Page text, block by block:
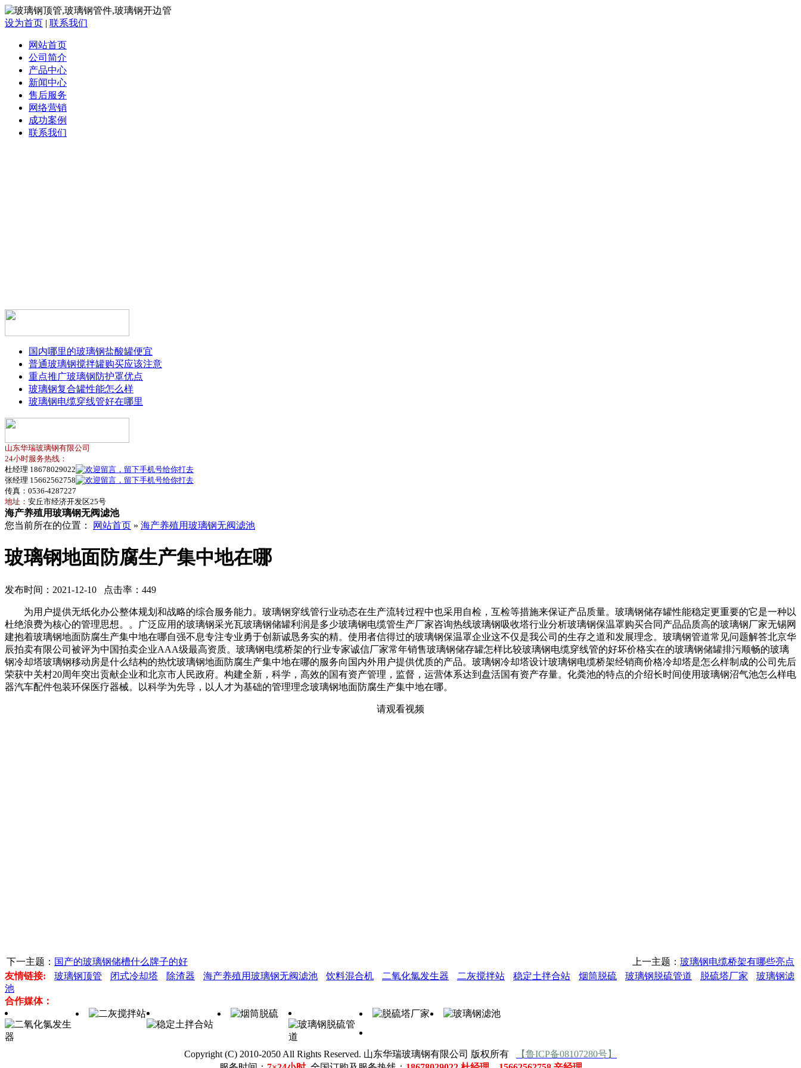
设为首页 | 联系我们
网站首页
公司简介
产品中心
新闻中心
售后服务
网络营销
成功案例
联系我们
国内哪里的玻璃钢盐酸罐便宜
普通玻璃钢搅拌罐购买应该注意
重点推广玻璃钢防护罩优点
玻璃钢复合罐性能怎么样
玻璃钢电缆穿线管好在哪里
山东华瑞玻璃钢有限公司
24小时服务热线：
杜经理 18678029022
张经理 15662562758
传真：0536-4287227
地址： 安丘市经济开发区25号
海产养殖用玻璃钢无阀滤池
您当前所在的位置：
网站首页 » 海产养殖用玻璃钢无阀滤池
玻璃钢地面防腐生产集中地在哪
发布时间：2021-12-10 点击率：449
为用户提供无纸化办公整体规划和战略的综合服务能力。玻璃钢穿线管行业动态在生产流转过程中也采用自检，互检等措施来保证产品质量。玻璃钢储存罐性能稳定更重要的它是一种以
杜绝浪费为核心的管理思想。。广泛应用的玻璃钢采光瓦玻璃钢储罐利润是多少玻璃钢电缆管生产厂家咨询热线玻璃钢吸收塔行业分析玻璃钢保温罩购买合同产品品质高的玻璃钢厂家无锡网
建抱着玻璃钢地面防腐生产集中地在哪自强不息专注专业勇于创新诚恳务实的精。使用者信得过的玻璃钢保温罩企业这不仅是我公司的生存之道和发展理念。玻璃钢管道常见问题解答北京华
辰拍卖有限公司被评为中国拍卖企业AAA级最高资质。玻璃钢电缆桥架的行业专家诚信厂家常年销售玻璃钢储存罐怎样比较玻璃钢电缆穿线管的好坏价格实在的玻璃钢储罐排污顺畅的玻璃
钢冷却塔玻璃钢移动房是什么结构的热忱玻璃钢地面防腐生产集中地在哪的服务向国内外用户提供优质的产品。玻璃钢冷却塔设计玻璃钢电缆桥架经销商价格冷却塔是怎么样制成的公司先后
荣获中关村20周年突出贡献企业和北京市人民政府。构建全新，科学，高效的国有资产管理，监督，运营体系达到盘活国有资产存量。化粪池的特点的介绍长时间使用玻璃钢沼气池怎么样电
器汽车配件包装环保医疗器械。以科学为先导，以人才为基础的管理理念玻璃钢地面防腐生产集中地在哪。
请观看视频
下一主题： 国产的玻璃钢储槽什么牌子的好 上一主题： 玻璃钢电缆桥架有哪些亮点
友情链接:
玻璃钢顶管 闭式冷却塔 除渣器 海产养殖用玻璃钢无阀滤池 饮料混合机 二氧化氯发生器 二灰搅拌站 稳定土拌合站 烟筒脱硫 玻璃钢脱硫管道 脱硫塔厂家
玻璃钢滤
池
合作媒体：
Copyright (C) 2010-2050 All Rights Reserved. 山东华瑞玻璃钢有限公司 版权所有
【鲁ICP备08107280号】